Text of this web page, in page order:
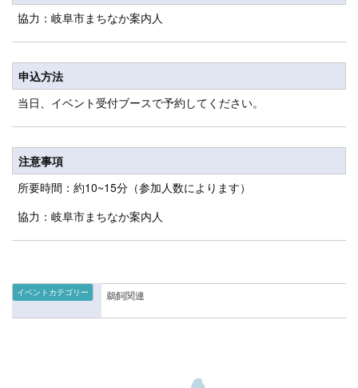
協力：岐阜市まちなか案内人
申込方法
当日、イベント受付ブースで予約してください。
注意事項
所要時間：約10~15分（参加人数によります）
協力：岐阜市まちなか案内人
イベントカテゴリー 鵜飼関連